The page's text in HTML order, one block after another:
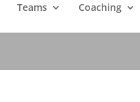
Teams Coaching